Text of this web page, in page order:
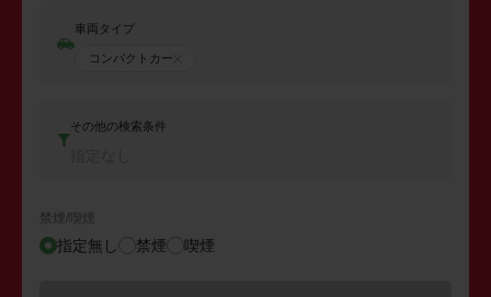
車両タイプ
コンパクトカー
その他の検索条件
禁煙/喫煙
指定無し 禁煙 喫煙